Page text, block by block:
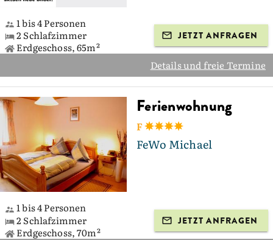
1 bis 4 Personen
2 Schlafzimmer
Erdgeschoss, 65m²
JETZT ANFRAGEN
Details und freie Termine
Ferienwohnung
F
FeWo Michael
1 bis 4 Personen
2 Schlafzimmer
Erdgeschoss, 70m²
JETZT ANFRAGEN